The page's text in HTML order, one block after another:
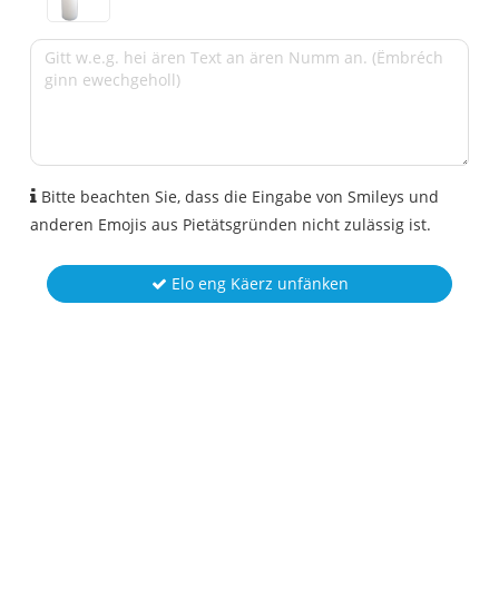
Bitte beachten Sie, dass die Eingabe von Smileys und
anderen Emojis aus Pietätsgründen nicht zulässig ist.
Elo eng Käerz unfänken